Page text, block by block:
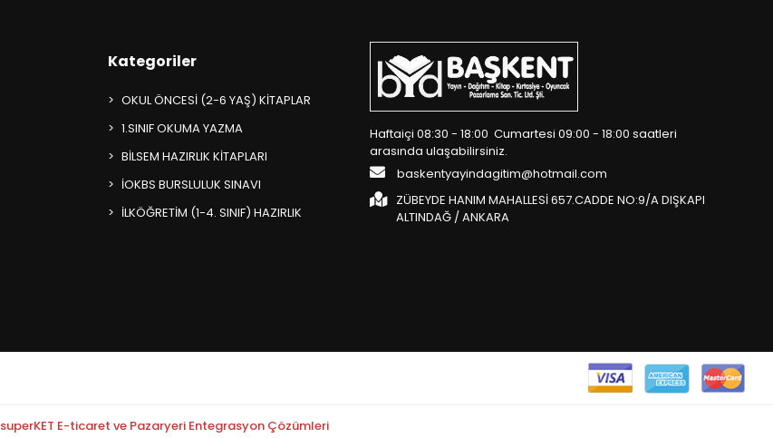
Kategoriler
OKUL ÖNCESİ (2-6 YAŞ) KİTAPLAR
1.SINIF OKUMA YAZMA
BİLSEM HAZIRLIK KİTAPLARI
İOKBS BURSLULUK SINAVI
İLKÖĞRETİM (1-4. SINIF) HAZIRLIK
Haftaiçi 08:30 - 18:00 Cumartesi 09:00 - 18:00 saatleri
arasında ulaşabilirsiniz.
baskentyayindagitim@hotmail.com
ZÜBEYDE HANIM MAHALLESİ 657.CADDE NO:9/A DIŞKAPI
ALTINDAĞ / ANKARA
superKET E-ticaret ve Pazaryeri Entegrasyon Çözümleri